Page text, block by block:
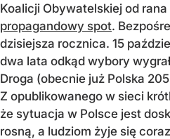
Koalicji Obywatelskiej od
propagandowy spot.
dzisiejsza rocznica. 15
dwa lata odkąd wybory
Droga (obecnie już Polska
Z opublikowanego w sieci
że sytuacja w Polsce jest
rosną, a ludziom żyje się